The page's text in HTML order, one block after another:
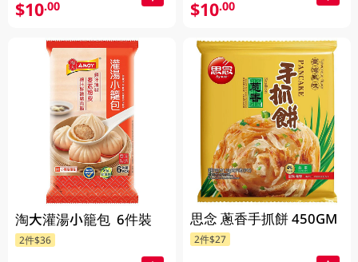
$10.00
淘大灌湯小籠包 6件裝
2件$36
$10.00
思念 蔥香手抓餅 450GM
2件$27